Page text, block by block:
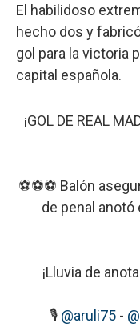
El habilidoso
hecho dos y
gol para la victoria
capital española.
¡GOL DE REAL
⚽⚽⚽ Balón
de penal anotó
¡Lluvia de
🎙️ @aruli75 -